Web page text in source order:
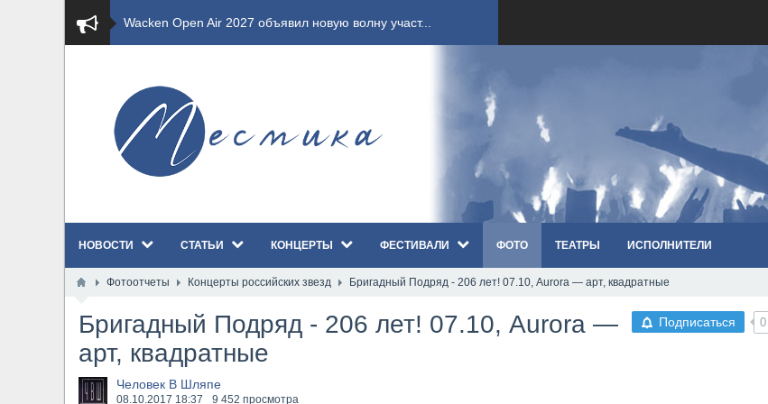
​Wacken Open Air 2027 объявил новую волну участ...
​Wacken Open Air 2026 полностью распродан
GHOST возвращаются на большие экраны с новым ко...
​Wacken Open Air 2026: открыт новый портал Cash...
Всероссийский рок-фестиваль HAMMER FEST впервые...
XANDRIA представили новый сингл под названием «...
НОВОСТИ СТАТЬИ КОНЦЕРТЫ ФЕСТИВАЛИ ФОТО ТЕАТРЫ ИСПОЛНИТЕЛИ
Фотоотчеты Концерты российских звезд Бригадный Подряд - 206 лет! 07.10, Aurora — арт, квадратные
Подписаться 0
Бригадный Подряд - 206 лет! 07.10, Aurora —
арт, квадратные
Человек В Шляпе
08.10.2017 18:37 9 452 просмотра